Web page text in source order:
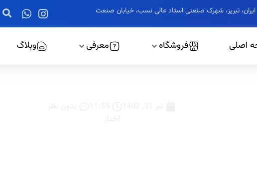
ایران، تبریز، شهرک صنعتی استاد عالی نسب، خیابان صنعت
اصلی فروشگاه معرفی وبلاگ